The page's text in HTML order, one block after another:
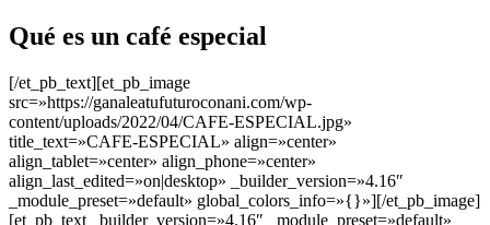
Qué es un café especial
[/et_pb_text][et_pb_image
src=»https://ganaleatufuturoconani.com/wp-
content/uploads/2022/04/CAFE-ESPECIAL.jpg»
title_text=»CAFE-ESPECIAL» align=»center»
align_tablet=»center» align_phone=»center»
align_last_edited=»on|desktop» _builder_version=»4.16″
_module_preset=»default» global_colors_info=»{}»][/et_pb_image]
[et_pb_text _builder_version=»4.16″ _module_preset=»default»